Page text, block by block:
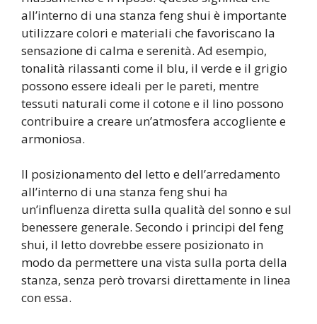
all’interno di una stanza feng shui è importante
utilizzare colori e materiali che favoriscano la
sensazione di calma e serenità. Ad esempio,
tonalità rilassanti come il blu, il verde e il grigio
possono essere ideali per le pareti, mentre
tessuti naturali come il cotone e il lino possono
contribuire a creare un’atmosfera accogliente e
armoniosa.
Il posizionamento del letto e dell’arredamento
all’interno di una stanza feng shui ha
un’influenza diretta sulla qualità del sonno e sul
benessere generale. Secondo i principi del feng
shui, il letto dovrebbe essere posizionato in
modo da permettere una vista sulla porta della
stanza, senza però trovarsi direttamente in linea
con essa.